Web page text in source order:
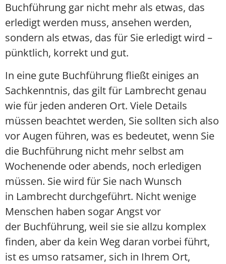
Buchführung gar nicht mehr als etwas, das
erledigt werden muss, ansehen werden,
sondern als etwas, das für Sie erledigt wird –
pünktlich, korrekt und gut.
In eine gute Buchführung fließt einiges an
Sachkenntnis, das gilt für Lambrecht genau
wie für jeden anderen Ort. Viele Details
müssen beachtet werden, Sie sollten sich also
vor Augen führen, was es bedeutet, wenn Sie
die Buchführung nicht mehr selbst am
Wochenende oder abends, noch erledigen
müssen. Sie wird für Sie nach Wunsch
in Lambrecht durchgeführt. Nicht wenige
Menschen haben sogar Angst vor
der Buchführung, weil sie sie allzu komplex
finden, aber da kein Weg daran vorbei führt,
ist es umso ratsamer, sich in Ihrem Ort,